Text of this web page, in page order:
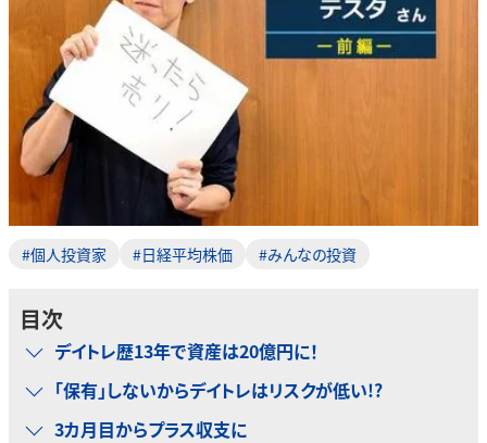
#個人投資家 #日経平均株価 #みんなの投資
目次
デイトレ歴13年で資産は20億円に！
「保有」しないからデイトレはリスクが低い!?
3カ月目からプラス収支に